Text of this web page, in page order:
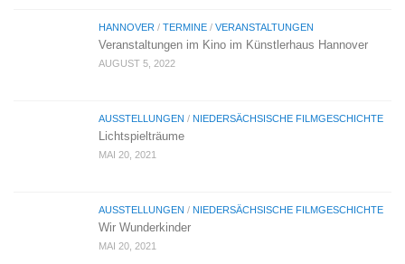
HANNOVER / TERMINE / VERANSTALTUNGEN
Veranstaltungen im Kino im Künstlerhaus Hannover
AUGUST 5, 2022
AUSSTELLUNGEN / NIEDERSÄCHSISCHE FILMGESCHICHTE
Lichtspielträume
MAI 20, 2021
AUSSTELLUNGEN / NIEDERSÄCHSISCHE FILMGESCHICHTE
Wir Wunderkinder
MAI 20, 2021